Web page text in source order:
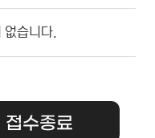
없습니다.
접수종료